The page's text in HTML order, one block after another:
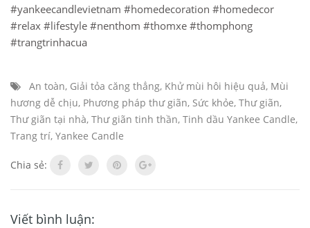
#yankeecandlevietnam #homedecoration #homedecor
#relax #lifestyle #nenthom #thomxe #thomphong
#trangtrinhacua
An toàn, Giải tỏa căng thẳng, Khử mùi hôi hiệu quả, Mùi
hương dễ chịu, Phương pháp thư giãn, Sức khỏe, Thư giãn,
Thư giãn tại nhà, Thư giãn tinh thần, Tinh dầu Yankee Candle,
Trang trí, Yankee Candle
Chia sẻ:
Viết bình luận: